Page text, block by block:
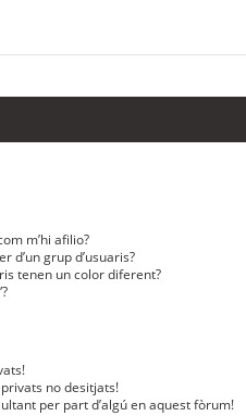
m’hi afilio?
d’un grup d’usuaris?
tenen un color diferent?
no desitjats!
per part d’algú en aquest fòrum!